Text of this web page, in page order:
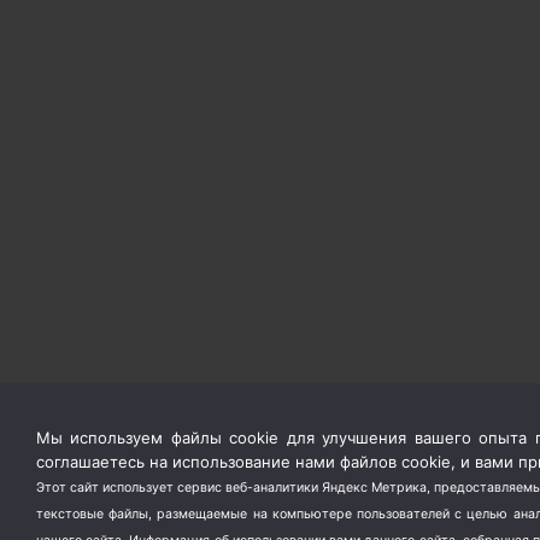
Мы используем файлы cookie для улучшения вашего опыта
соглашаетесь на использование нами файлов cookie, и вами
Этот сайт использует сервис веб-аналитики Яндекс Метрика,
текстовые файлы, размещаемые на компьютере пользователей с целью